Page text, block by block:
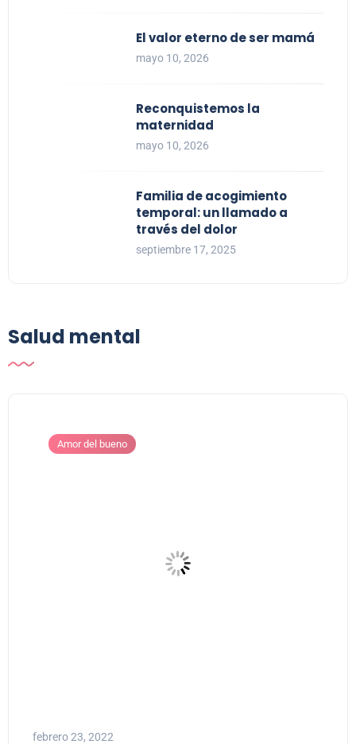
El valor eterno de ser mamá
mayo 10, 2026
Reconquistemos la
maternidad
mayo 10, 2026
Familia de acogimiento
temporal: un llamado a
través del dolor
septiembre 17, 2025
Salud mental
Amor del bueno
febrero 23, 2022